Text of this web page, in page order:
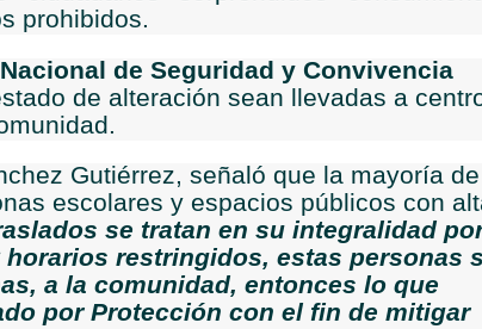
dignidad a las personas con discapacidad de
A GANAR PRIMER LUGAR EN EXPOCAMELLO
participaron de las pruebas SABER
$11.444 millones para impulsar obras de agua
MILITAR EN EL VALLE
prohibidos.
de Seguridad y Convivencia
de alteración sean llevadas a
Gutiérrez, señaló que la mayoría de
escolares y espacios públicos con
se tratan en su integralidad
restringidos, estas personas
a la comunidad, entonces lo que
por Protección con el fin de mitigar